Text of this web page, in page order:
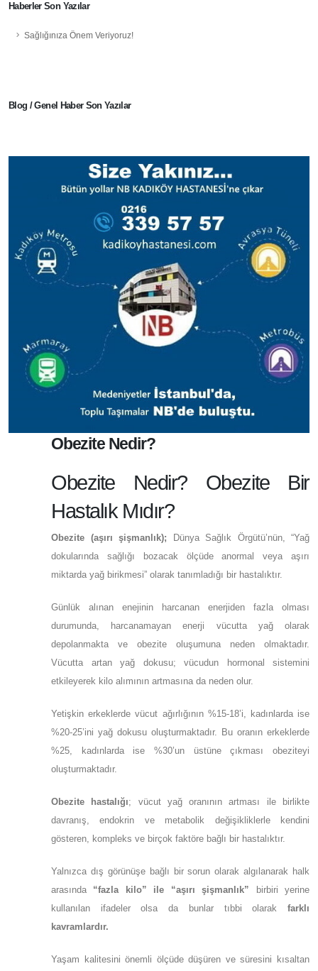
Haberler Son Yazılar
Sağlığınıza Önem Veriyoruz!
Blog / Genel Haber Son Yazılar
Obezite Nedir?
Obezite Nedir? Obezite Bir
Hastalık Mıdır?
Obezite (aşırı şişmanlık); Dünya Sağlık Örgütü’nün, “Yağ
dokularında sağlığı bozacak ölçüde anormal veya aşırı
miktarda yağ birikmesi” olarak tanımladığı bir hastalıktır.
Günlük alınan enejinin harcanan enerjiden fazla olması
durumunda, harcanamayan enerji vücutta yağ olarak
depolanmakta ve obezite oluşumuna neden olmaktadır.
Vücutta artan yağ dokusu; vücudun hormonal sistemini
etkileyerek kilo alımının artmasına da neden olur.
Yetişkin erkeklerde vücut ağırlığının %15-18’i, kadınlarda ise
%20-25’ini yağ dokusu oluşturmaktadır. Bu oranın erkeklerde
%25, kadınlarda ise %30’un üstüne çıkması obeziteyi
oluşturmaktadır.
Obezite hastalığı; vücut yağ oranının artması ile birlikte
davranış, endokrin ve metabolik değişikliklerle kendini
gösteren, kompleks ve birçok faktöre bağlı bir hastalıktır.
Yalnızca dış görünüşe bağlı bir sorun olarak algılanarak halk
arasında “fazla kilo” ile “aşırı şişmanlık” birbiri yerine
kullanılan ifadeler olsa da bunlar tıbbi olarak farklı
kavramlardır.
Yaşam kalitesini önemli ölçüde düşüren ve süresini kısaltan